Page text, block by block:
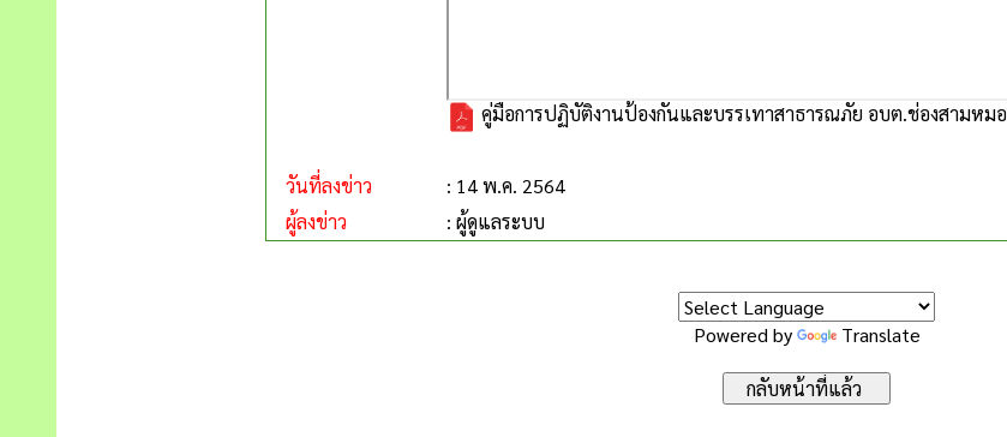
คู่มือการปฏิบัติงานป้องกันและบรรเทาสาธารณภัย อบต.ช่องสามหมอ
วันที่ลงข่าว
: 14 พ.ค. 2564
ผู้ลงข่าว
: ผู้ดูแลระบบ
Powered by Translate